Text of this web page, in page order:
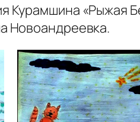
Курамшина «Рыжая
Новоандреевка.